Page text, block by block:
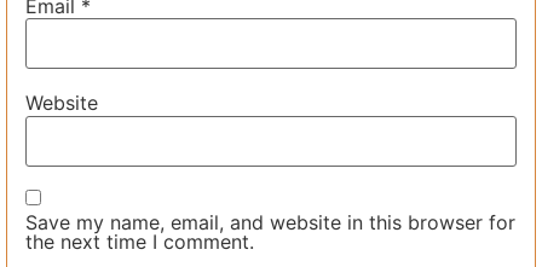
Email *
Website
Save my name, email, and website in this browser for
the next time I comment.